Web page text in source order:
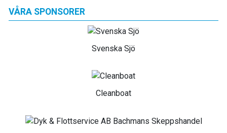
VÅRA SPONSORER
Svenska Sjö
Cleanboat